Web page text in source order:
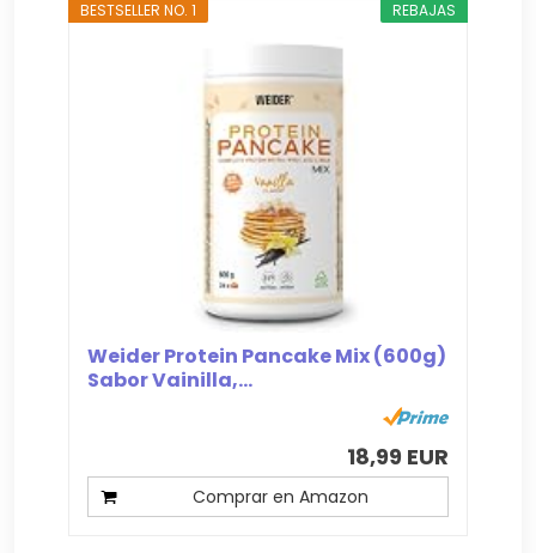
REBAJAS
BESTSELLER NO. 1
Weider Protein Pancake Mix (600g)
Sabor Vainilla,...
18,99 EUR
Comprar en Amazon